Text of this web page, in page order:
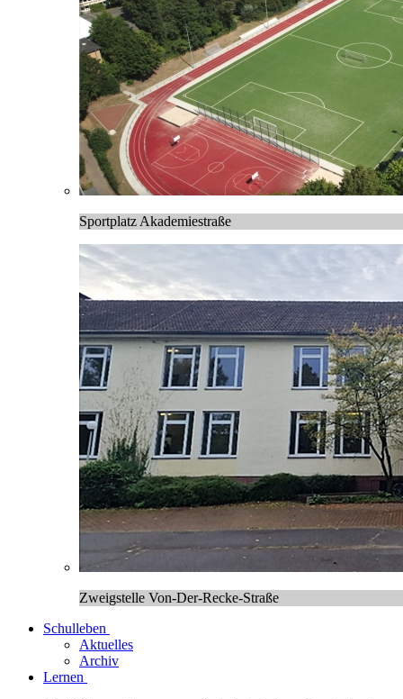
Sportplatz Akademiestraße
Zweigstelle Von-Der-Recke-Straße
Schulleben
Aktuelles
Archiv
Lernen